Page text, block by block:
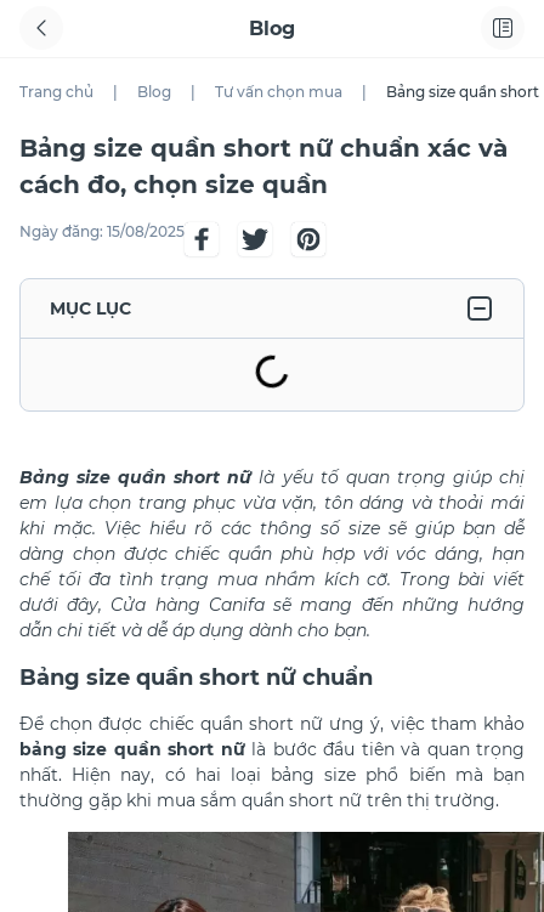
Blog
Trang chủ Blog Tư vấn chọn mua Bảng size quần
Bảng size quần short nữ chuẩn xác và
cách đo, chọn size quần
Ngày đăng: 15/08/2025
MỤC LỤC
Bảng size quần short nữlà yếu tố quan trọng giúp chị
em lựa chọn trang phục vừa vặn, tôn dáng và thoải mái
khi mặc. Việc hiểu rõ các thông số size sẽ giúp bạn dễ
dàng chọn được chiếc quần phù hợp với vóc dáng, hạn
chế tối đa tình trạng mua nhầm kích cỡ. Trong bài viết
dưới đây, Cửa hàng Canifa sẽ mang đến những hướng
dẫn chi tiết và dễ áp dụng dành cho bạn.
Bảng size quần short nữ chuẩn
Để chọn được chiếc quần short nữ ưng ý, việc tham khảo
bảng size quần short nữlà bước đầu tiên và quan trọng
nhất. Hiện nay, có hai loại bảng size phổ biến mà bạn
thường gặp khi mua sắm quần short nữ trên thị trường.